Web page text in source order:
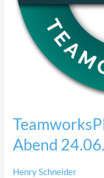
Abend
Henry Schneider